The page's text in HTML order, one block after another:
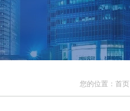
您的位置： 首页